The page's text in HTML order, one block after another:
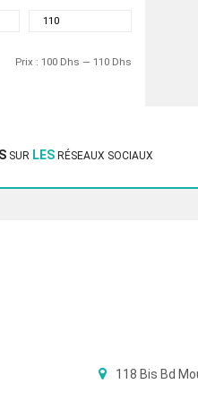
Prix : 100 Dhs — 110 Dhs
SUR LES RÉSEAUX SOCIAUX
118 Bis Bd